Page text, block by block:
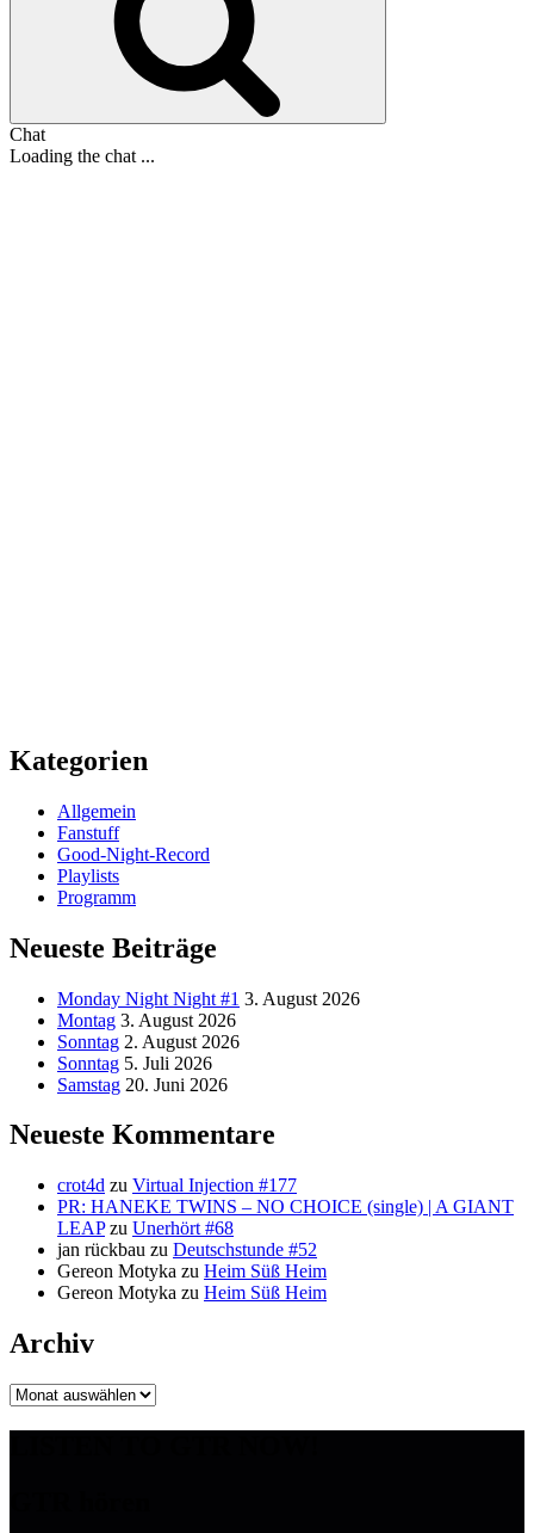
Chat
Loading the chat ...
Kategorien
Allgemein
Fanstuff
Good-Night-Record
Playlists
Programm
Neueste Beiträge
Monday Night Night #1 3. August 2026
Montag 3. August 2026
Sonntag 2. August 2026
Sonntag 5. Juli 2026
Samstag 20. Juni 2026
Neueste Kommentare
crot4d zu Virtual Injection #177
PR: HANEKE TWINS – NO CHOICE (single) | A GIANT
LEAPzu Unerhört #68
jan rückbau zu Deutschstunde #52
Gereon Motyka zu Heim Süß Heim
Gereon Motyka zu Heim Süß Heim
Archiv
Archiv